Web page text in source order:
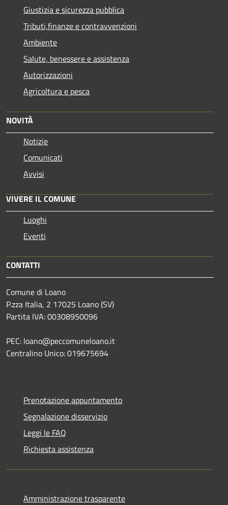
Giustizia e sicurezza pubblica
Tributi,finanze e contravvenzioni
Ambiente
Salute, benessere e assistenza
Autorizzazioni
Agricoltura e pesca
NOVITÀ
Notizie
Comunicati
Avvisi
VIVERE IL COMUNE
Luoghi
Eventi
CONTATTI
Comune di Loano
P.zza Italia, 2 17025 Loano (SV)
Partita IVA: 00308950096
PEC: loano@peccomuneloano.it
Centralino Unico: 019675694
Prenotazione appuntamento
Segnalazione disservizio
Leggi le FAQ
Richiesta assistenza
Amministrazione trasparente